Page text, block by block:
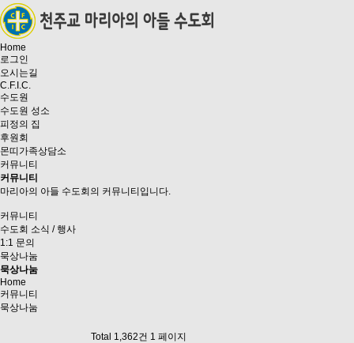
Home
로그인
오시는길
C.F.I.C.
수도원
수도원 성소
피정의 집
후원회
몬띠가족상담소
커뮤니티
커뮤니티
마리아의 아들 수도회의 커뮤니티입니다.
커뮤니티
수도회 소식 / 행사
1:1 문의
묵상나눔
묵상나눔
Home
커뮤니티
묵상나눔
Total 1,362건 1 페이지